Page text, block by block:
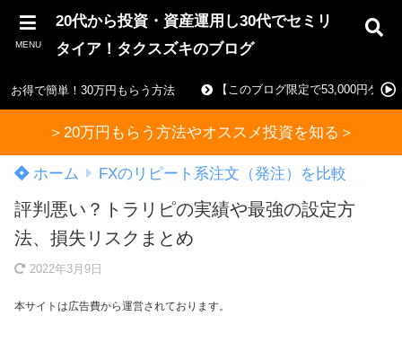
MENU
20代から投資・資産運用し30代でセミリ
タイア！タクスズキのブログ
お得で簡単！30万円もらう方法 【このブログ限定で53,000円ゲッ
＞20万円もらう方法やオススメ投資を知る＞
ホーム FXのリピート系注文（発注）を比較
評判悪い？トラリピの実績や最強の設定方
法、損失リスクまとめ
2022年3月9日
本サイトは広告費から運営されております。